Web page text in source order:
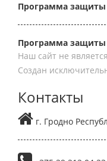
Программа защиты
Программа
Наш сайт не
Создан
Контакты
г. Гродно